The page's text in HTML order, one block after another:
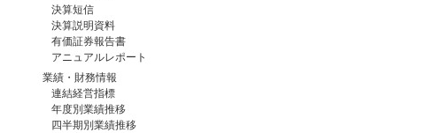
決算短信
決算説明資料
有価証券報告書
アニュアルレポート
業績・財務情報
連結経営指標
年度別業績推移
四半期別業績推移